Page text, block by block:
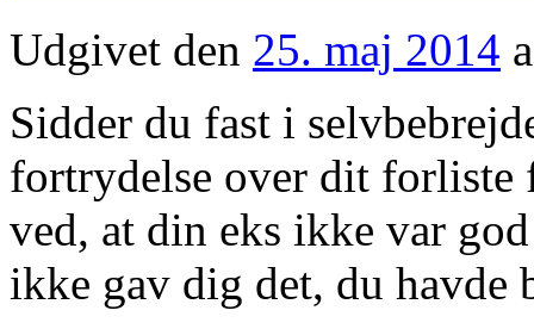
Udgivet den 25. maj 2014
Sidder du fast i
fortrydelse over dit forliste
ved, at din eks ikke var
ikke gav dig det, du